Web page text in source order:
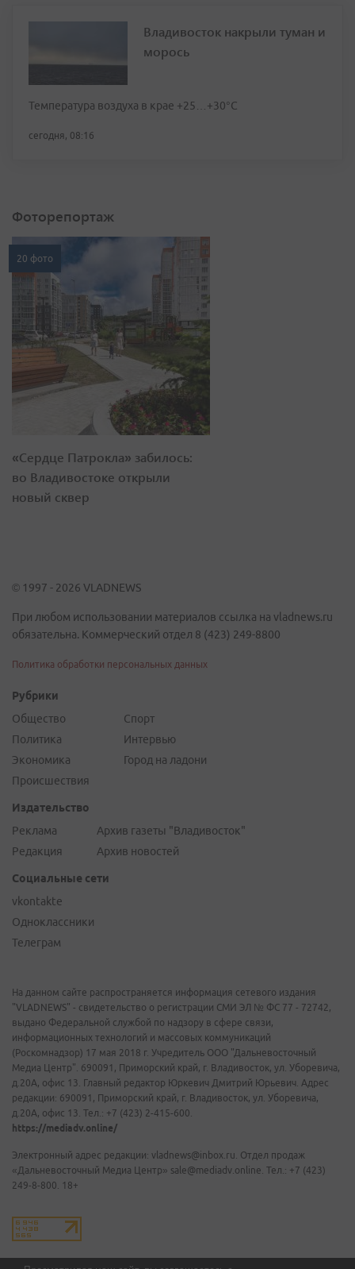
Владивосток накрыли туман и
морось
Температура воздуха в крае +25…+30°C
сегодня, 08:16
Фоторепортаж
20 фото
«Сердце Патрокла» забилось:
во Владивостоке открыли
новый сквер
© 1997 - 2026 VLADNEWS
При любом использовании материалов ссылка на vladnews.ru
обязательна. Коммерческий отдел 8 (423) 249-8800
Политика обработки персональных данных
Рубрики
Общество
Политика
Экономика
Происшествия
Спорт
Интервью
Город на ладони
Издательство
Реклама
Редакция
Архив газеты "Владивосток"
Архив новостей
Социальные сети
vkontakte
Одноклассники
Телеграм
На данном сайте распространяется информация сетевого издания
"VLADNEWS" - свидетельство о регистрации СМИ ЭЛ № ФС 77 - 72742,
выдано Федеральной службой по надзору в сфере связи,
информационных технологий и массовых коммуникаций
(Роскомнадзор) 17 мая 2018 г. Учредитель ООО "Дальневосточный
Медиа Центр". 690091, Приморский край, г. Владивосток, ул. Уборевича,
д.20А, офис 13. Главный редактор Юркевич Дмитрий Юрьевич. Адрес
редакции: 690091, Приморский край, г. Владивосток, ул. Уборевича,
д.20А, офис 13. Тел.: +7 (423) 2-415-600.
https://mediadv.online/
Электронный адрес редакции: vladnews@inbox.ru. Отдел продаж
«Дальневосточный Медиа Центр» sale@mediadv.online. Тел.: +7 (423)
249-8-800. 18+